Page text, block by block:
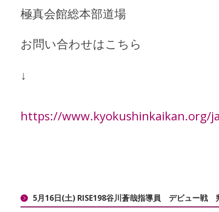
極真会館総本部道場
お問い合わせはこちら
↓
https://www.kyokushinkaikan.org/
5月16日(土) RISE198谷川蒼哉指導員 デビュー戦